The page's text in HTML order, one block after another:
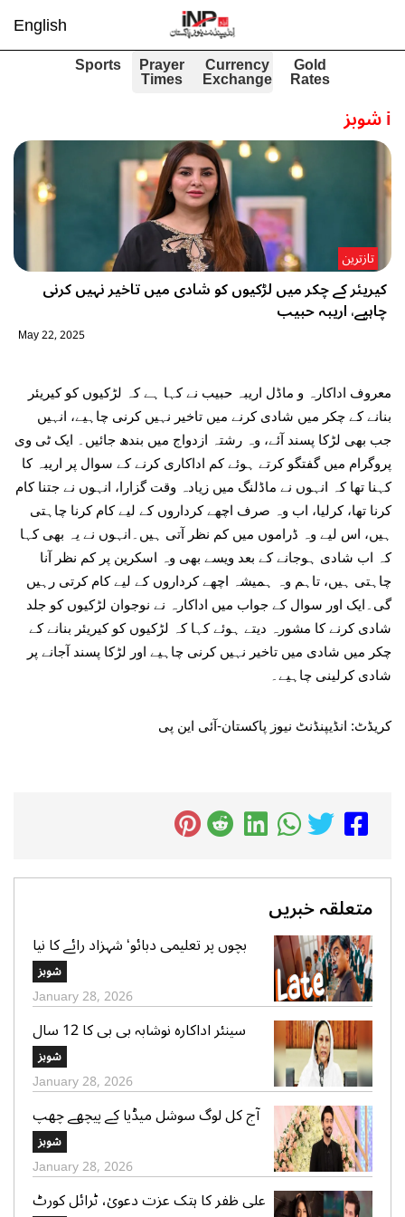
English
Gold
Rates
Currency
Exchange
Prayer
Times
Sports
iشوبز
کیریئر کے چکر میں لڑکیوں کو شادی میں تاخیر نہیں کرنی
چاہیے، اریبہ حبیب
تازترین
May 22, 2025
معروف اداکارہ و ماڈل اریبہ حبیب نے کہا ہے کہ لڑکیوں کو کیریئر
بنانے کے چکر میں شادی کرنے میں تاخیر نہیں کرنی چاہیے، انہیں
جب بھی لڑکا پسند آئے، وہ رشتہ ازدواج میں بندھ جائیں۔ ایک ٹی وی
پروگرام میں گفتگو کرتے ہوئے کم اداکاری کرنے کے سوال پر اریبہ کا
کہنا تھا کہ انہوں نے ماڈلنگ میں زیادہ وقت گزارا، انہوں نے جتنا کام
کرنا تھا، کرلیا، اب وہ صرف اچھے کرداروں کے لیے کام کرنا چاہتی
ہیں، اس لیے وہ ڈراموں میں کم نظر آتی ہیں۔انہوں نے یہ بھی کہا
کہ اب شادی ہوجانے کے بعد ویسے بھی وہ اسکرین پر کم نظر آنا
چاہتی ہیں، تاہم وہ ہمیشہ اچھے کرداروں کے لیے کام کرتی رہیں
گی۔ایک اور سوال کے جواب میں اداکارہ نے نوجوان لڑکیوں کو جلد
شادی کرنے کا مشورہ دیتے ہوئے کہا کہ لڑکیوں کو کیریئر بنانے کے
چکر میں شادی میں تاخیر نہیں کرنی چاہیے اور لڑکا پسند آجانے پر
شادی کرلینی چاہیے۔
کریڈٹ: انڈیپنڈنٹ نیوز پاکستان-آئی این پی
متعلقہ خبریں
بچوں پر تعلیمی دبائو‘ شہزاد رائے کا نیا
گانا سوشل میڈیا پر وائرل
شوبز
January 28, 2026
سینئر اداکارہ نوشابہ بی بی کا 12 سال
کی عمر میں شادی ہونے کا اعتراف
شوبز
January 28, 2026
آج کل لوگ سوشل میڈیا کے پیچھے چھپ
کر ایک دوسرے پر کیچڑ اچھالتے ہیں‘ علی
عباس
شوبز
January 28, 2026
علی ظفر کا ہتک عزت دعویٰ، ٹرائل کورٹ